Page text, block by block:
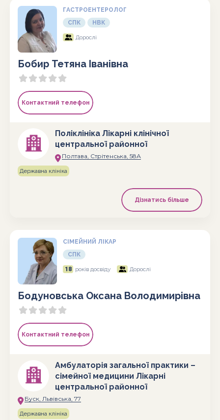
ГАСТРОЕНТЕРОЛОГ
СПК
НВК
Дорослі
Бобир Тетяна Іванівна
Контактний телефон
Поліклініка Лікарні клінічної
центральної районної
Полтава, Стрітенська, 58А
Державна клініка
Дізнатись більше
СІМЕЙНИЙ ЛІКАР
СПК
18 років досвіду Дорослі
Бодуновська Оксана Володимирівна
Контактний телефон
Амбулаторія загальної практики –
сімейної медицини Лікарні
центральної районної
Буск, Львівська, 77
Державна клініка